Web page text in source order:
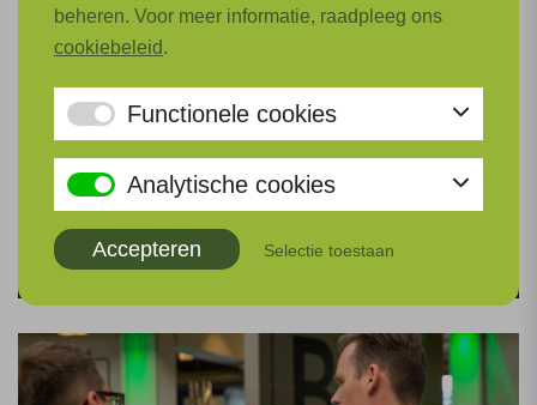
beheren. Voor meer informatie, raadpleeg ons
cookiebeleid.
Functionele cookies
Analytische cookies
Accepteren Selectie toestaan